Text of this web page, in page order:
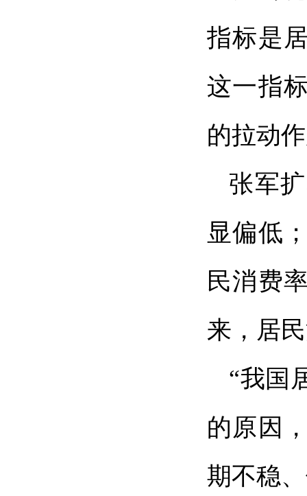
指标是
这一指
的拉动
张军
显偏低
民消费
来，居
“我国
的原因
期不稳